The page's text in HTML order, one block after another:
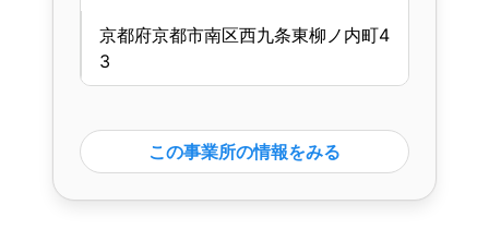
京都府京都市南区西九条東柳ノ内町4
3
この事業所の情報をみる